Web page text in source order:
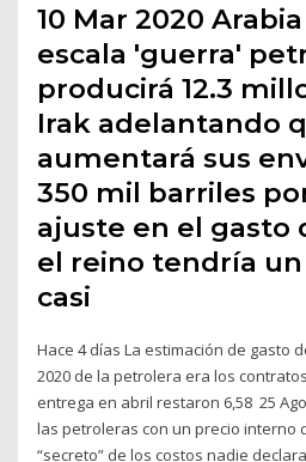
10 Mar 2020
escala 'guerra'
producirá 12.3
Irak adelantando
aumentará sus
350 mil barriles
ajuste en el gasto
el reino tendría
casi
Hace 4 días La estimación de gasto
2020 de la petrolera era los
entrega en abril restaron 6,58 25
las petroleras con un precio interno
“secreto” de los costos nadie